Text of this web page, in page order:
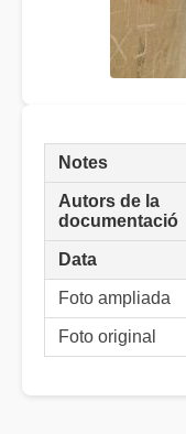
Notes
Autors de la
documentació
Data
Foto ampliada
Foto original